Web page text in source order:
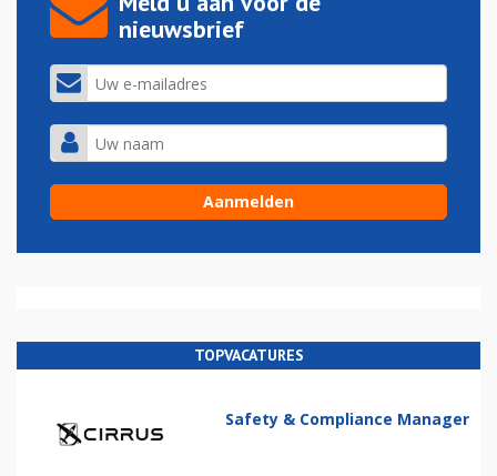
nieuwsbrief
TOPVACATURES
Safety & Compliance Manager